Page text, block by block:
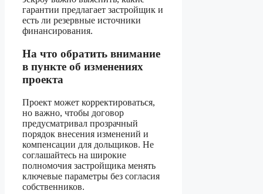
гарантии предлагает застройщик и
есть ли резервные источники
финансирования.
На что обратить внимание
в пункте об изменениях
проекта
Проект может корректироваться,
но важно, чтобы договор
предусматривал прозрачный
порядок внесения изменений и
компенсации для дольщиков. Не
соглашайтесь на широкие
полномочия застройщика менять
ключевые параметры без согласия
собственников.